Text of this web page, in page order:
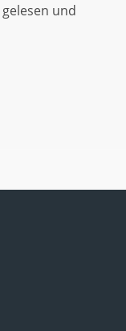
gelesen und